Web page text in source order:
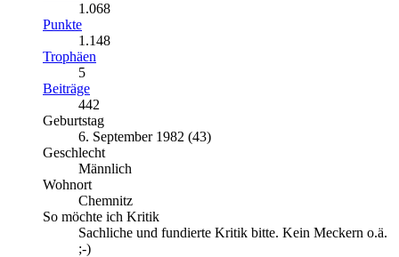
1.068
Punkte
1.148
Trophäen
5
Beiträge
442
Geburtstag
6. September 1982 (43)
Geschlecht
Männlich
Wohnort
Chemnitz
So möchte ich Kritik
Sachliche und fundierte Kritik bitte. Kein Meckern o.ä.
;-)